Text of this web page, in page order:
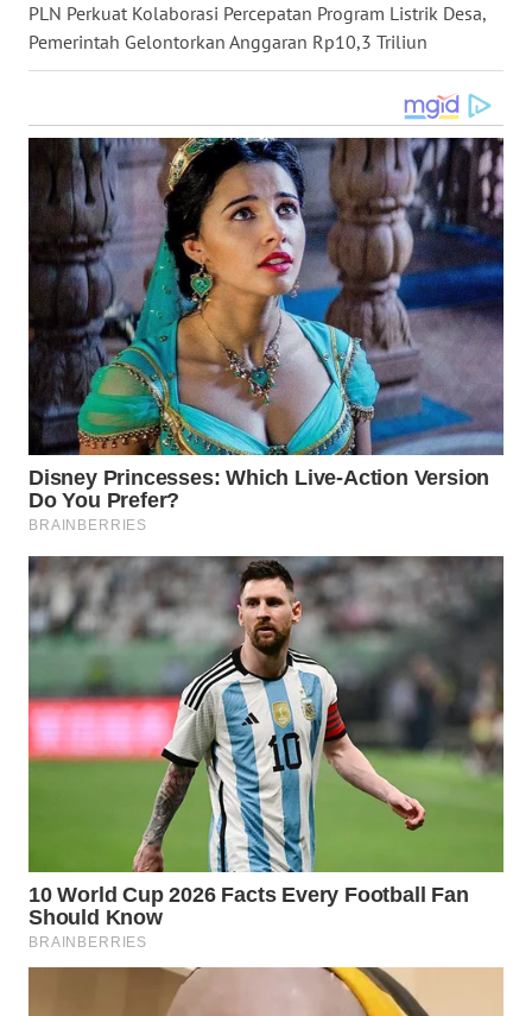
PLN Perkuat Kolaborasi Percepatan Program Listrik Desa,
Pemerintah Gelontorkan Anggaran Rp10,3 Triliun
SULSEL
WN
SULUT
WN
MALUKU
WN
MALUT
WN
DAIRI
WN
DANAU
TOBA
WN
LANGKAT
WN
TANJUNG